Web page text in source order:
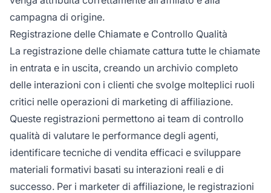
campagna di origine.
Registrazione delle Chiamate e Controllo Qualità
La registrazione delle chiamate cattura tutte le chiamate
in entrata e in uscita, creando un archivio completo
delle interazioni con i clienti che svolge molteplici ruoli
critici nelle operazioni di marketing di affiliazione.
Queste registrazioni permettono ai team di controllo
qualità di valutare le performance degli agenti,
identificare tecniche di vendita efficaci e sviluppare
materiali formativi basati su interazioni reali e di
successo. Per i marketer di affiliazione, le registrazioni